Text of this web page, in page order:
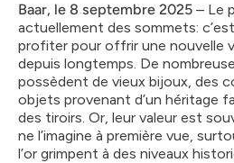
Baar, le 8 septembre 2025 – Le
actuellement des sommets:
profiter pour offrir une nouvelle
depuis longtemps. De
possèdent de vieux bijoux, des
objets provenant d’un héritage
des tiroirs. Or, leur valeur est
ne l’imagine à première vue,
l’or grimpent à des niveaux